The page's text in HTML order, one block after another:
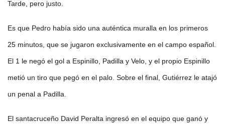
Tarde, pero justo.
Es que Pedro había sido una auténtica muralla en los primeros
25 minutos, que se jugaron exclusivamente en el campo español.
El 1 le negó el gol a Espinillo, Padilla y Velo, y el propio Espinillo
metió un tiro que pegó en el palo. Sobre el final, Gutiérrez le atajó
un penal a Padilla.
El santacruceño David Peralta ingresó en el equipo que ganó y